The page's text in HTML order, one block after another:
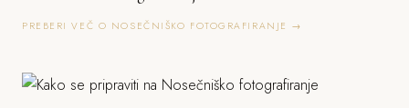
PREBERI VEČ O NOSEČNIŠKO FOTOGRAFIRANJE →